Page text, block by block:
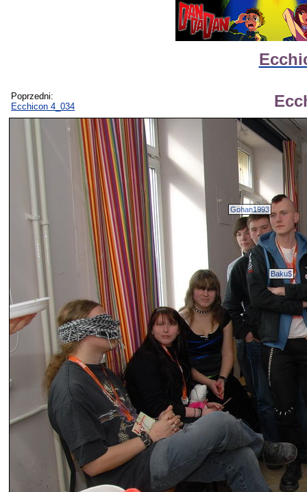
Poprzedni:
Ecchicon 4_034
Baku$
Gohan1993